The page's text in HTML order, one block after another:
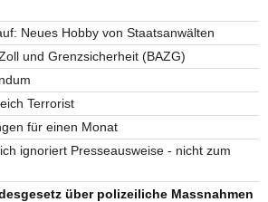
Neues Hobby von Staatsanwälten
und Grenzsicherheit (BAZG)
Terrorist
für einen Monat
ignoriert Presseausweise - nicht zum
über polizeiliche Massnahmen